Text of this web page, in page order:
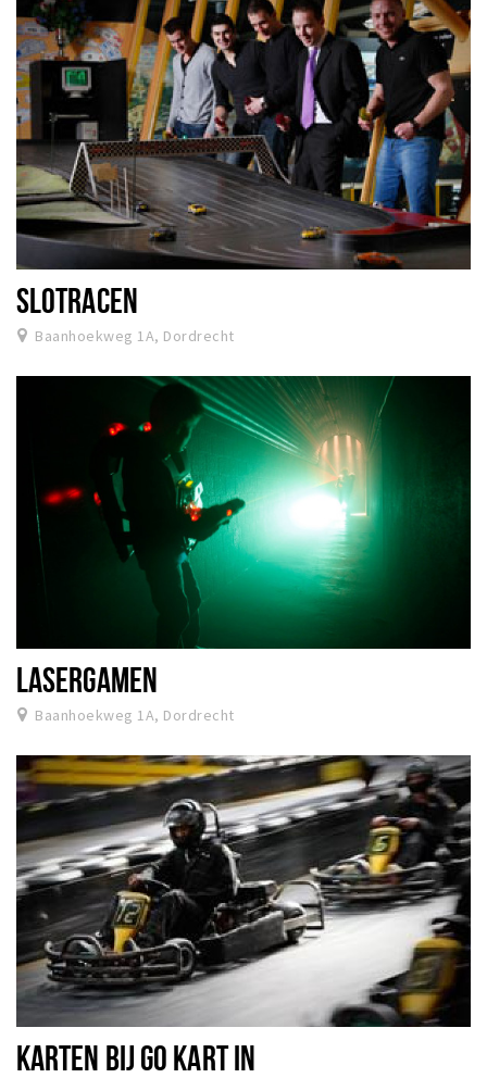
SLOTRACEN
Baanhoekweg 1A, Dordrecht
LASERGAMEN
Baanhoekweg 1A, Dordrecht
KARTEN BIJ GO KART IN